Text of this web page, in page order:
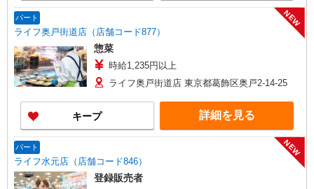
パート
ライフ奥戸街道店（店舗コード877）
NEW
惣菜
時給1,235円以上
ライフ奥戸街道店 東京都葛飾区奥戸2-14-25
キープ 詳細を見る
パート
ライフ水元店（店舗コード846）
NEW
登録販売者